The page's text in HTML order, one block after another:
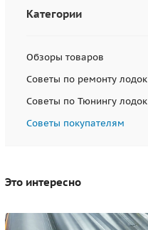
Категории
Обзоры товаров
Советы по ремонту лодок
Советы по Тюнингу лодок
Советы покупателям
Это интересно